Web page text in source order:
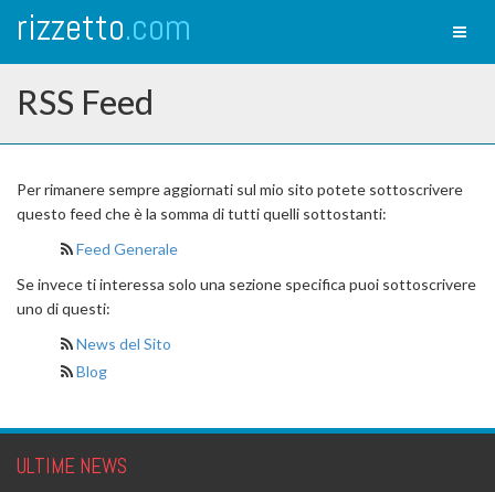
rizzetto.com
RSS Feed
Per rimanere sempre aggiornati sul mio sito potete sottoscrivere
questo feed che è la somma di tutti quelli sottostanti:
Feed Generale
Se invece ti interessa solo una sezione specifica puoi sottoscrivere
uno di questi:
News del Sito
Blog
ULTIME NEWS